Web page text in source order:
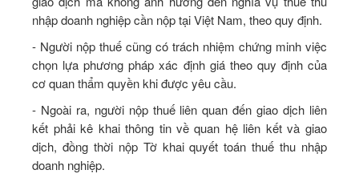
nhập doanh nghiệp cần nộp tại Việt Nam, theo quy định.
- Người nộp thuế cũng có trách nhiệm chứng minh việc
chọn lựa phương pháp xác định giá theo quy định của
cơ quan thẩm quyền khi được yêu cầu.
- Ngoài ra, người nộp thuế liên quan đến giao dịch liên
kết phải kê khai thông tin về quan hệ liên kết và giao
dịch, đồng thời nộp Tờ khai quyết toán thuế thu nhập
doanh nghiệp.